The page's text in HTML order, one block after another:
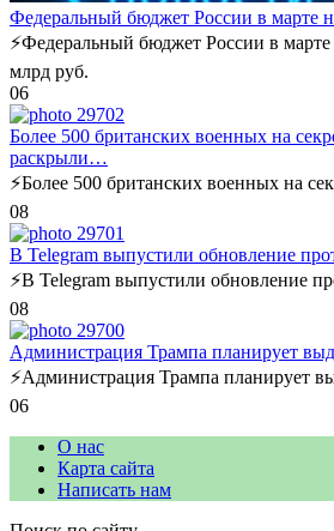
Федеральный бюджет России в марте
⚡️Федеральный бюджет России в
млрд руб.
06
Более 500 британских военных на
раскрыли…
⚡️Более 500 британских военных на
08
В Telegram выпустили обновление
⚡️В Telegram выпустили обновление
08
Администрация Трампа планирует
⚡️Администрация Трампа планирует
06
О нас
Карта сайта
Написать нам